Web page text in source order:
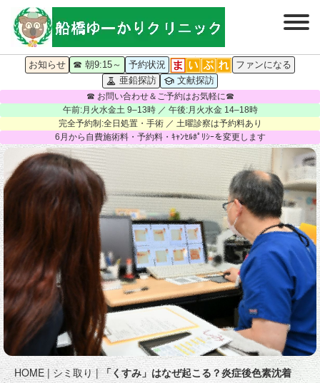
お知らせ ☎ 朝9:15～ 予約状況
ファンになる
亜鉛探訪
文献探訪
☎ お問い合わせ＆ご予約はお気軽に☎
午前:月火水金土 9–13時 ／ 午後:月火水金 14–18時
完全予約制:全日処置・手術 ／ 土曜診察は予約料あり
6月から自費施術料・予約料・ｷｬﾝｾﾙﾎﾟﾘｼｰを変更します
HOME|シミ取り|「くすみ」はなぜ起こる？炎症後色素沈着